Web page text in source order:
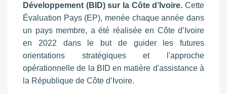
Développement (BID) sur la Côte d’Ivoire. Cette
Évaluation Pays (EP), menée chaque année dans
un pays membre, a été réalisée en Côte d’Ivoire
en 2022 dans le but de guider les futures
orientations stratégiques et l'approche
opérationnelle de la BID en matière d'assistance à
la République de Côte d’Ivoire.